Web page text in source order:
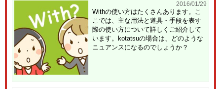
2016/01/29
Withの使い方はたくさんあります。こ
こでは、主な用法と道具・手段を表す
際の使い方について詳しくご紹介して
います。kotatsuの場合は、どのような
ニュアンスになるのでしょうか？